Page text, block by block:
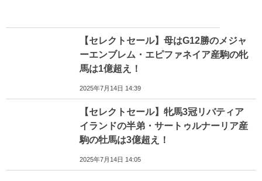
【セレクトセール】母はG12勝のメジャ
ーエンブレム・エピファネイア産駒の牝
馬は1億超え！
2025年7月14日 14:39
【セレクトセール】牝馬3冠リバティア
イランドの半弟・サートゥルナーリア産
駒の牡馬は3億超え！
2025年7月14日 14:05